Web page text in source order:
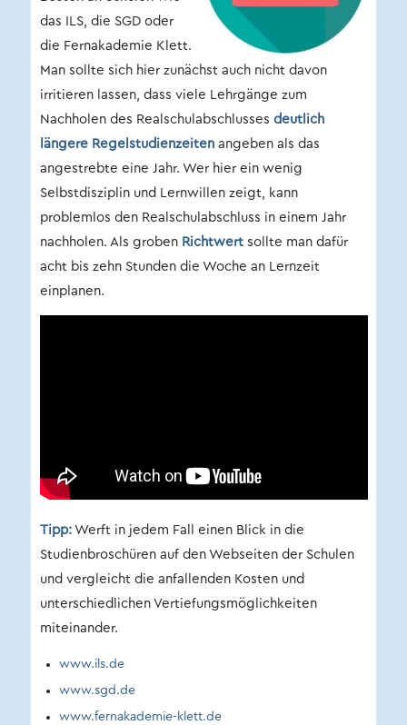
das ILS, die SGD oder
die Fernakademie Klett.
Man sollte sich hier zunächst auch nicht davon
irritieren lassen, dass viele Lehrgänge zum
Nachholen des Realschulabschlusses deutlich
längere Regelstudienzeitenangeben als das
angestrebte eine Jahr. Wer hier ein wenig
Selbstdisziplin und Lernwillen zeigt, kann
problemlos den Realschulabschluss in einem Jahr
nachholen. Als groben Richtwertsollte man dafür
acht bis zehn Stunden die Woche an Lernzeit
einplanen.
Tipp:Werft in jedem Fall einen Blick in die
Studienbroschüren auf den Webseiten der Schulen
und vergleicht die anfallenden Kosten und
unterschiedlichen Vertiefungsmöglichkeiten
miteinander.
www.ils.de
www.sgd.de
www.fernakademie-klett.de